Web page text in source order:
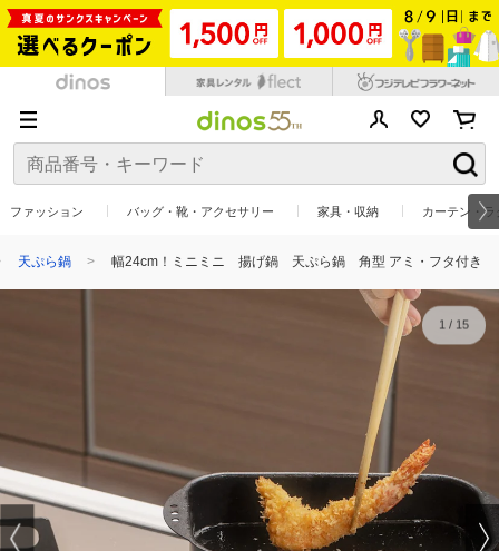
ファッション バッグ・靴・アクセサリー 家具・収納 カーテン・
天ぷら鍋 幅24cm！ミニミニ 揚げ鍋 天ぷら鍋 角型 アミ・フタ付き
1/ 15